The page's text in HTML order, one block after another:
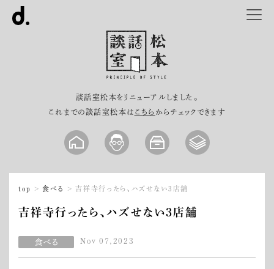
談話室松本をリニューアルしました。
これまでの談話室松本は こちら からチェックできます
top 食べる 吉祥寺行ったら、ハズせない3店舗
吉祥寺行ったら、ハズせない3店舗
Nov 07,2023